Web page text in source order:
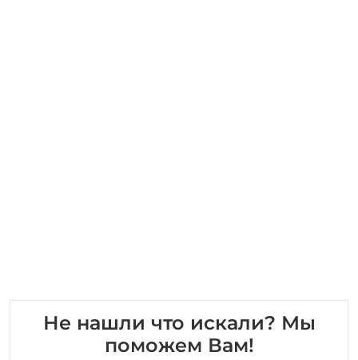
Не нашли что искали? Мы
поможем Вам!